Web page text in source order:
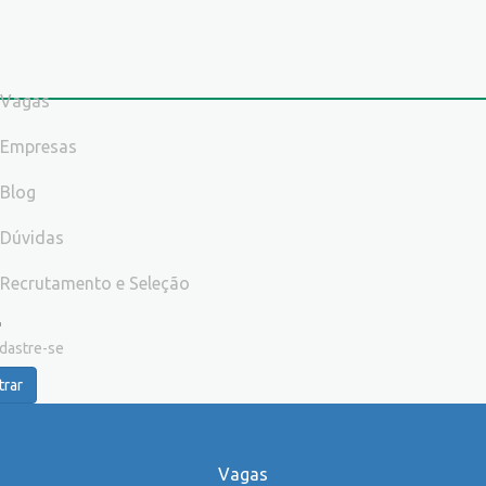
Vagas
Empresas
Blog
Dúvidas
Recrutamento e Seleção
se
Vagas